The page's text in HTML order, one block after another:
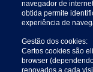
navegador de
obtida permite
experiência de
Gestão dos cookies:
Certos cookies são
browser
renovados a cada